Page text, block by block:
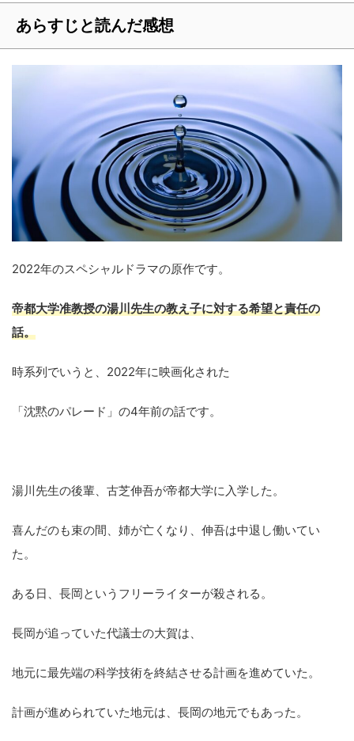
あらすじと読んだ感想
2022年のスペシャルドラマの原作です。
帝都大学准教授の湯川先生の教え子に対する希望と責任の
話。
時系列でいうと、2022年に映画化された
「沈黙のパレード」の4年前の話です。
湯川先生の後輩、古芝伸吾が帝都大学に入学した。
喜んだのも束の間、姉が亡くなり、伸吾は中退し働いてい
た。
ある日、長岡というフリーライターが殺される。
長岡が追っていた代議士の大賀は、
地元に最先端の科学技術を終結させる計画を進めていた。
計画が進められていた地元は、長岡の地元でもあった。